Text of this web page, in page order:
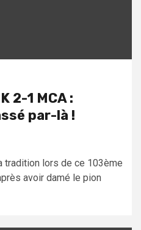
2-1 MCA :
par-là !
tradition lors de ce 103ème
avoir damé le pion